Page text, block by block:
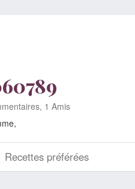
1 Amis
Recettes préférées